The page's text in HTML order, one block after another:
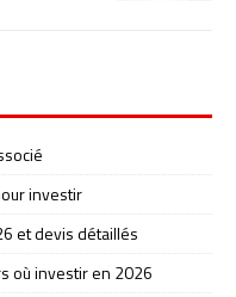
investir
et devis détaillés
où investir en 2026